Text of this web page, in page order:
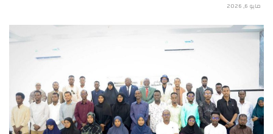
مايو 6, 2026